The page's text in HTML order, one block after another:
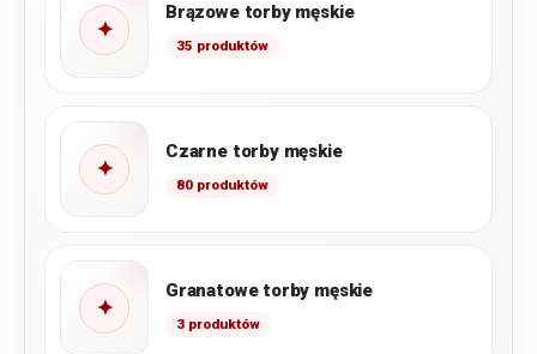
✦
Brązowe torby męskie
35 produktów
✦
Czarne torby męskie
80 produktów
✦
Granatowe torby męskie
3 produktów